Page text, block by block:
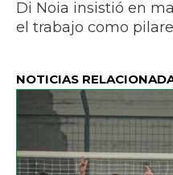
Di Noia insistió en
el trabajo como
NOTICIAS